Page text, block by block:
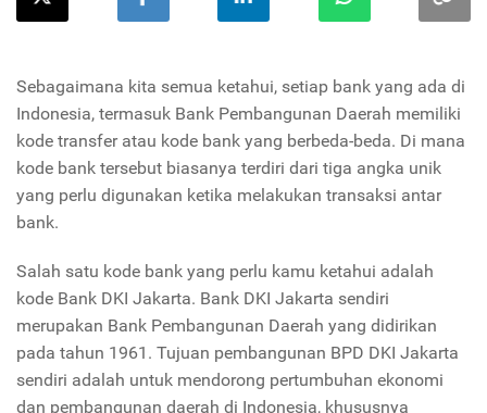
Sebagaimana kita semua ketahui, setiap bank yang ada di
Indonesia, termasuk Bank Pembangunan Daerah memiliki
kode transfer atau kode bank yang berbeda-beda. Di mana
kode bank tersebut biasanya terdiri dari tiga angka unik
yang perlu digunakan ketika melakukan transaksi antar
bank.
Salah satu kode bank yang perlu kamu ketahui adalah
kode Bank DKI Jakarta. Bank DKI Jakarta sendiri
merupakan Bank Pembangunan Daerah yang didirikan
pada tahun 1961. Tujuan pembangunan BPD DKI Jakarta
sendiri adalah untuk mendorong pertumbuhan ekonomi
dan pembangunan daerah di Indonesia, khususnya